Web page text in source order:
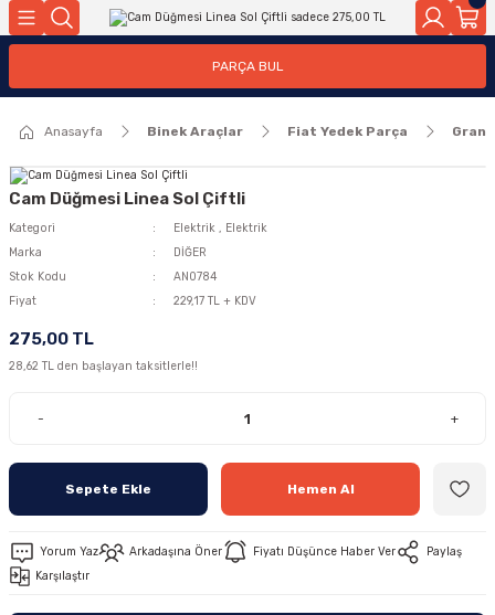
PARÇA BUL
Anasayfa Binek Araçlar Fiat Yedek Parça
Cam Düğmesi Linea Sol Çiftli
Kategori Elektrik , Elektrik
Marka
DİĞER
Stok Kodu
AN0784
Fiyat
229,17 TL + KDV
275,00 TL
28,62 TL den başlayan taksitlerle!!
- +
Sepete Ekle Hemen Al
Yorum Yaz Arkadaşına Öner Fiyatı Düşünce Haber Ver
Paylaş
Karşılaştır